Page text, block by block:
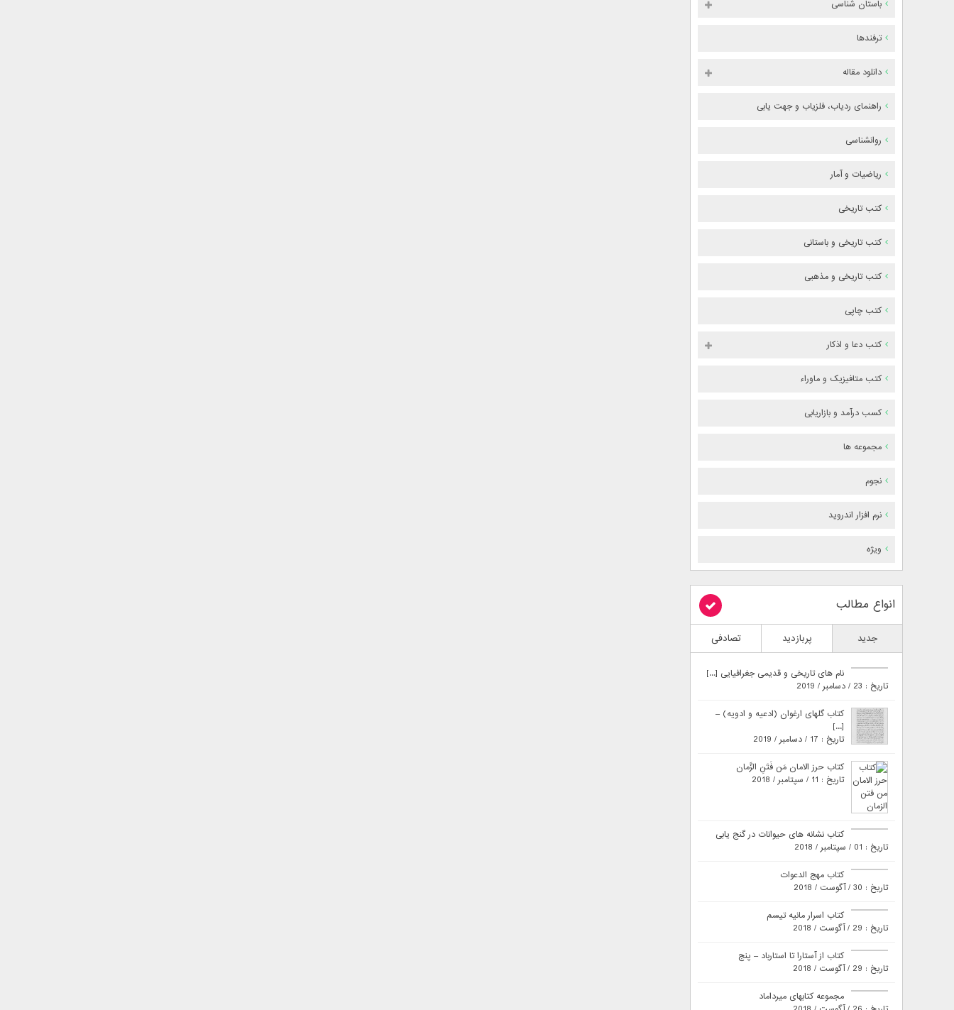
باستان شناسی
ترفندها
دانلود مقاله
راهنمای ردیاب، فلزیاب و جهت یابی
روانشناسی
ریاضیات و آمار
کتب تاریخی
کتب تاریخی و باستانی
کتب تاریخی و مذهبی
کتب چاپی
کتب دعا و اذکار
کتب متافیزیک و ماوراء
کسب درآمد و بازاریابی
مجموعه ها
نجوم
نرم افزار اندروید
ویژه
انواع مطالب
جدید پربازدید تصادفی
نام های تاریخی و قدیمی جغرافیایی [...]
تاریخ : 23 / دسامبر / 2019
کتاب گلهای ارغوان (ادعیه و ادویه) –
[...]
تاریخ : 17 / دسامبر / 2019
کتاب حرز الامان مَن فَتَنِ الزَّمان
تاریخ : 11 / سپتامبر / 2018
کتاب نشانه های حیوانات در گنج یابی
تاریخ : 01 / سپتامبر / 2018
کتاب مهج الدعوات
تاریخ : 30 / آگوست / 2018
کتاب اسرار مانیه تیسم
تاریخ : 29 / آگوست / 2018
کتاب از آستارا تا استارباد – پنج
تاریخ : 29 / آگوست / 2018
مجموعه کتابهای میرداماد